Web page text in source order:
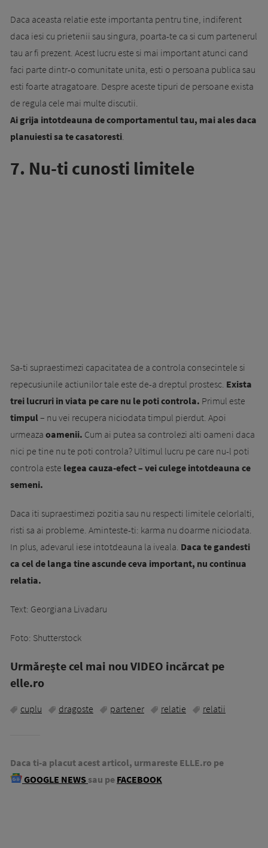
Daca aceasta relatie este importanta pentru tine, indiferent
daca iesi cu prietenii sau singura, poarta-te ca si cum partenerul
tau ar fi prezent. Acest lucru este si mai important atunci cand
faci parte dintr-o comunitate unita, esti o persoana publica sau
esti foarte atragatoare. Despre aceste tipuri de persoane exista
de regula cele mai multe discutii.
Ai grija intotdeauna de comportamentul tau, mai ales daca
planuiesti sa te casatoresti.
7. Nu-ti cunosti limitele
Sa-ti supraestimezi capacitatea de a controla consecintele si
repecusiunile actiunilor tale este de-a dreptul prostesc. Exista
trei lucruri in viata pe care nu le poti controla. Primul este
timpul– nu vei recupera niciodata timpul pierdut. Apoi
urmeaza oamenii. Cum ai putea sa controlezi alti oameni daca
nici pe tine nu te poti controla? Ultimul lucru pe care nu-l poti
controla este legea cauza-efect – vei culege intotdeauna ce
semeni.
Daca iti supraestimezi pozitia sau nu respecti limitele celorlalti,
risti sa ai probleme. Aminteste-ti: karma nu doarme niciodata.
In plus, adevarul iese intotdeauna la iveala. Daca te gandesti
ca cel de langa tine ascunde ceva important, nu continua
relatia.
Text: Georgiana Livadaru
Foto: Shutterstock
Urmăreşte cel mai nou VIDEO incărcat pe
elle.ro
cuplu dragoste partener relatie relatii
Daca ti-a placut acest articol, urmareste ELLE.ro pe
GOOGLE NEWS sau pe FACEBOOK